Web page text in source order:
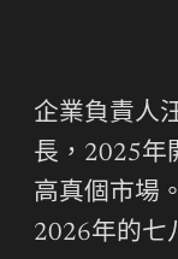
企業負責人
長，2025年
高真個市場
2026年的七